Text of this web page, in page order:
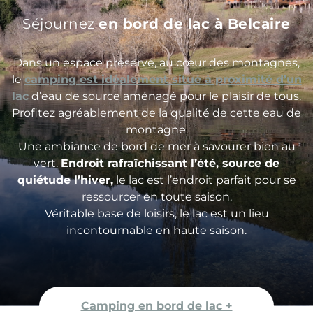
Séjournezen bord de lac à Belcaire
Dans un espace préservé, au cœur des montagnes,
lecamping est idéalement situé à proximité d’un
lac d’eau de source aménagé pour le plaisir de tous.
Profitez agréablement de la qualité de cette eau de
montagne.
Une ambiance de bord de mer à savourer bien au
vert.Endroit rafraîchissant l’été, source de
quiétude l’hiver,le lac est l’endroit parfait pour se
ressourcer en toute saison.
Véritable base de loisirs, le lac est un lieu
incontournable en haute saison.
Camping en bord de lac +